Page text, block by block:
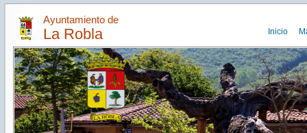
Ayuntamiento de
La Robla Inicio